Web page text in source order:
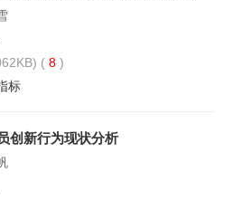
( 8 )
标
创新行为现状分析